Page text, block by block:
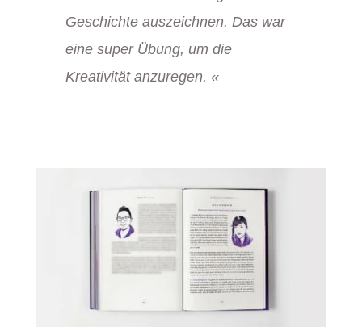
Geschichte auszeichnen. Das war
eine super Übung, um die
Kreativität anzuregen. «